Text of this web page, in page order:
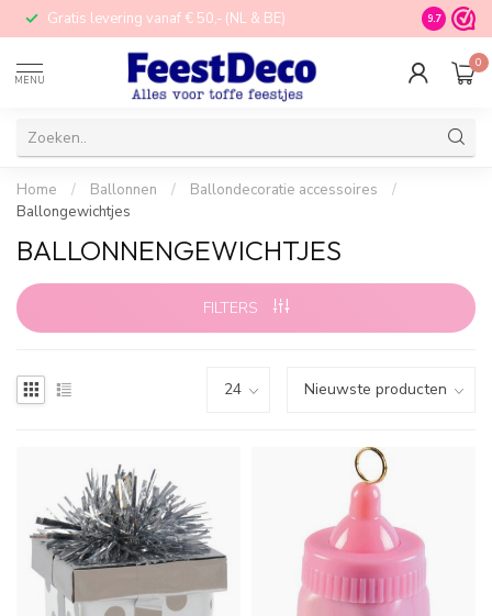
Gratis levering vanaf € 50,- (NL & BE) STORE in
9.7
MENU
0
Home / Ballonnen / Ballondecoratie accessoires
/
Ballongewichtjes
BALLONNENGEWICHTJES
FILTERS